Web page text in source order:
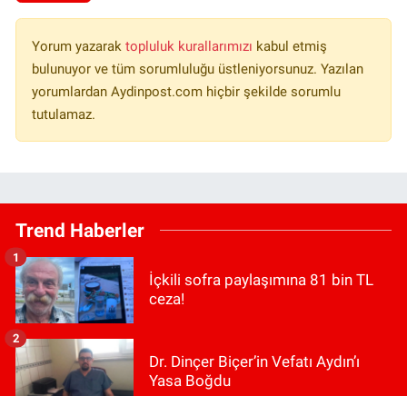
Yorum yazarak topluluk kurallarımızı kabul etmiş
bulunuyor ve tüm sorumluluğu üstleniyorsunuz. Yazılan
yorumlardan Aydinpost.com hiçbir şekilde sorumlu
tutulamaz.
Trend Haberler
İçkili sofra paylaşımına 81 bin TL
ceza!
1
Dr. Dinçer Biçer’in Vefatı Aydın’ı
Yasa Boğdu
2